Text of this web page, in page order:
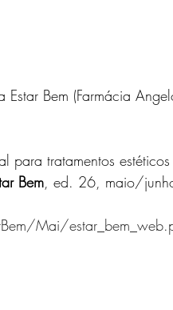
Bem (Farmácia
tratamentos estéticos
Bem, ed. 26, maio/
Mai/